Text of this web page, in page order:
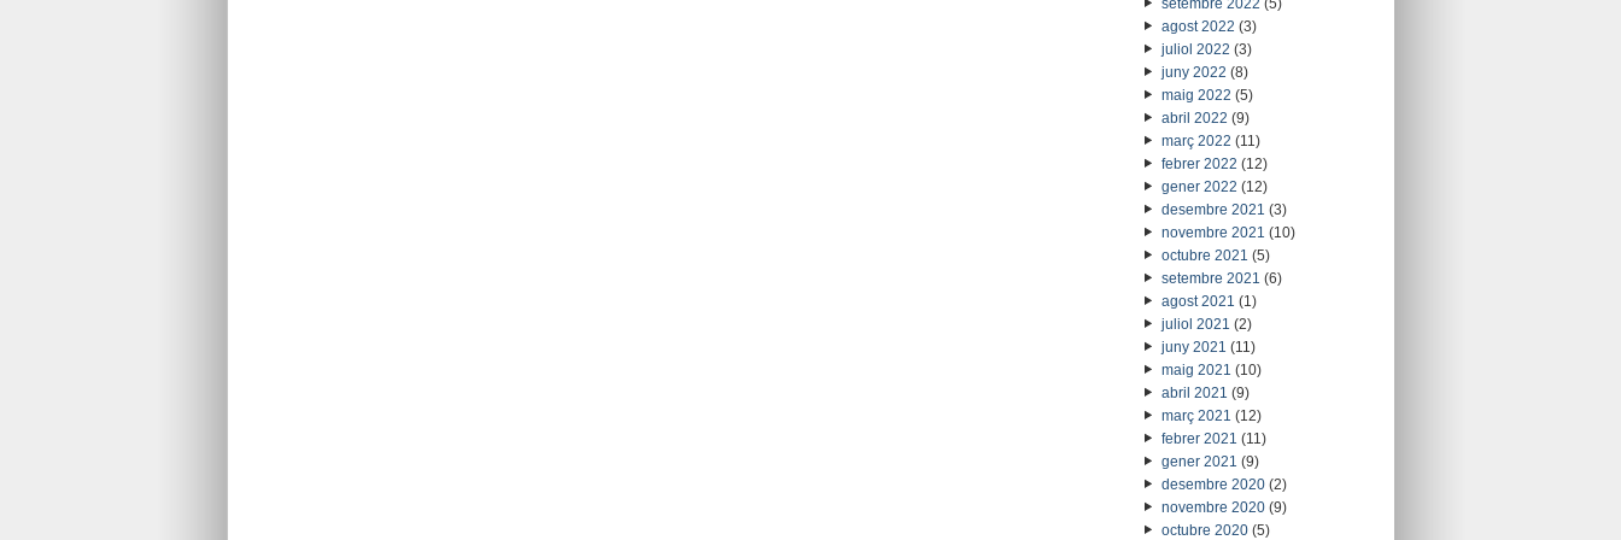
setembre 2022 (5)
agost 2022 (3)
juliol 2022 (3)
juny 2022 (8)
maig 2022 (5)
abril 2022 (9)
març 2022 (11)
febrer 2022 (12)
gener 2022 (12)
desembre 2021 (3)
novembre 2021 (10)
octubre 2021 (5)
setembre 2021 (6)
agost 2021 (1)
juliol 2021 (2)
juny 2021 (11)
maig 2021 (10)
abril 2021 (9)
març 2021 (12)
febrer 2021 (11)
gener 2021 (9)
desembre 2020(2)
novembre 2020(9)
octubre 2020(5)